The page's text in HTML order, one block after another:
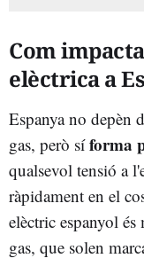
Com
elèctrica a
Espanya no depèn
gas, però síforma
qualsevol tensió a
ràpidament en el
elèctric espanyol
gas, que solen